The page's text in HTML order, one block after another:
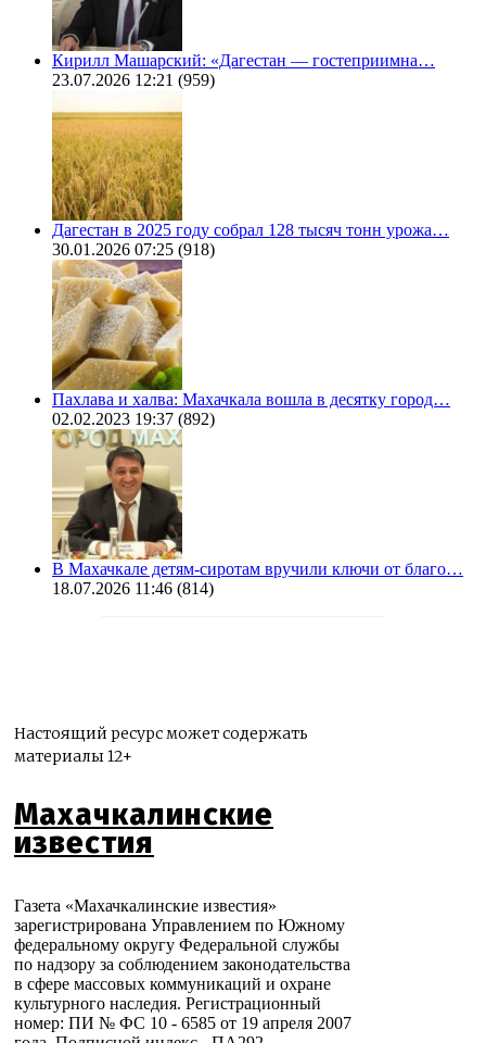
Кирилл Машарский: «Дагестан — гостеприимна…
23.07.2026 12:21 (959)
Дагестан в 2025 году собрал 128 тысяч тонн урожа…
30.01.2026 07:25 (918)
Пахлава и халва: Махачкала вошла в десятку город…
02.02.2023 19:37 (892)
В Махачкале детям-сиротам вручили ключи от благо…
18.07.2026 11:46 (814)
Настоящий ресурс может содержать
материалы 12+
Махачкалинские
известия
Газета «Махачкалинские известия»
зарегистрирована Управлением по Южному
федеральному округу Федеральной службы
по надзору за соблюдением законодательства
в сфере массовых коммуникаций и охране
культурного наследия. Регистрационный
номер: ПИ № ФС 10 - 6585 от 19 апреля 2007